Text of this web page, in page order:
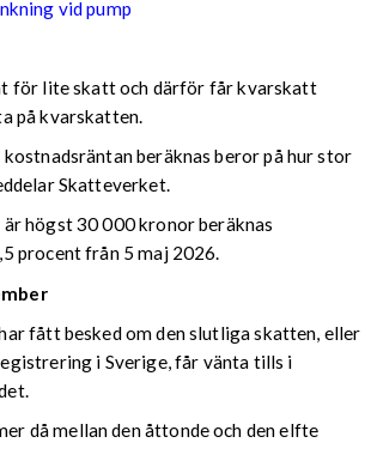
vid pump
för lite skatt och därför får kvarskatt
på kvarskatten.
beräknas beror på hur stor
Skatteverket.
högst 30 000 kronor beräknas
procent från 5 maj 2026.
fått besked om den slutliga skatten, eller
i Sverige, får vänta tills i
då mellan den åttonde och den elfte